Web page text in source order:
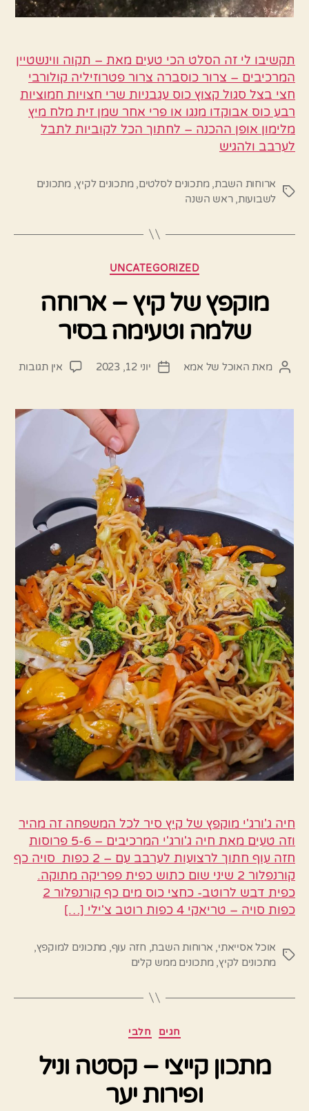
תקשיבו לי זה הסלט הכי טעים מאת – תקוה ווינשטיין
המרכיבים – צרור כוסברה צרור פטרוזיליה קולורבי
חצי בצל סגול קצוץ כוס עגבניות שרי חצויות חמוציות
רבע כוס אבוקדו מנגו או פרי אחר שמן זית מלח מיץ
מלימון אופן ההכנה – לחתוך הכל לקוביות לתבל
לערבב ולהגיש
תגיות
ארוחות השבת,מתכונים לסלטים,מתכונים לקיץ,מתכונים
לשבועות,ראש השנה
קטגוריות
UNCATEGORIZED
מוקפץ של קיץ – ארוחה
שלמה וטעימה בסיר
המחבר
מאת האוכל של אמא
תאריך
יוני 12, 2023 אין תגובותעל
קיץ
חיה ג'ורג'י מוקפץ של קיץ סיר לכל המשפחה זה מהיר
וזה טעים מאת חיה ג'ורג'י המרכיבים – 5-6 פרוסות
חזה עוף חתוך לרצועות לערבב עם – 2 כפות סויה כף
קורנפלור 2 שיני שום כתוש כפית פפריקה מתוקה.
כפית דבש לרוטב- כחצי כוס מים כף קורנפלור 2
כפות סויה – טריאקי 4 כפות רוטב צ'ילי […]
תגיות
אוכל אסייאתי, ארוחות השבת, חזה עוף, מתכונים למוקפץ,
מתכונים לקיץ,מתכונים ממש קלים
קטגוריות חגים חלבי
מתכון קייצי – קסטה וניל
ופירות יער